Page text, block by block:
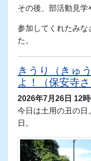
参加した中学生、皆
その後、部活動見
参加してくれたみな
た。